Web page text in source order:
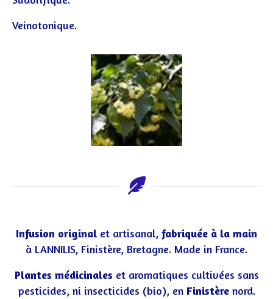
Veinotonique.
Infusion original et artisanal, fabriquée à la main
à LANNILIS, Finistère, Bretagne. Made in France.
Plantes médicinales et aromatiques cultivées sans
pesticides, ni insecticides (bio), en Finistèrenord.